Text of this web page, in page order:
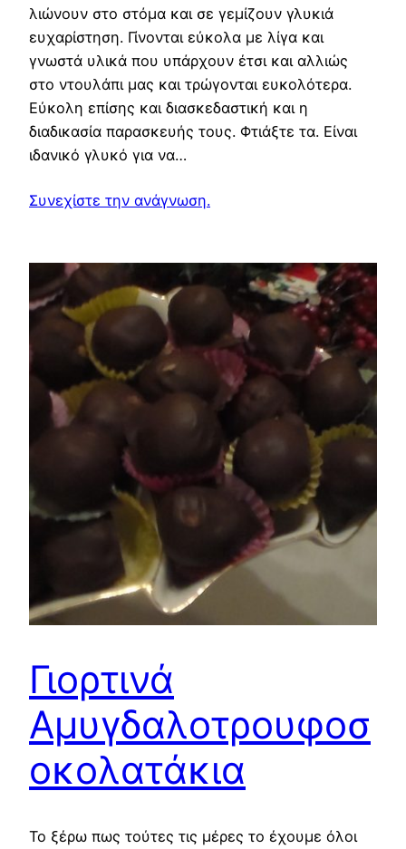
λιώνουν στο στόμα και σε γεμίζουν γλυκιά
ευχαρίστηση. Γίνονται εύκολα με λίγα και
γνωστά υλικά που υπάρχουν έτσι και αλλιώς
στο ντουλάπι μας και τρώγονται ευκολότερα.
Εύκολη επίσης και διασκεδαστική και η
διαδικασία παρασκευής τους. Φτιάξτε τα. Είναι
ιδανικό γλυκό για να…
Συνεχίστε την ανάγνωση.
Γιορτινά
Αμυγδαλοτρουφοσ
οκολατάκια
Το ξέρω πως τούτες τις μέρες το έχουμε όλοι